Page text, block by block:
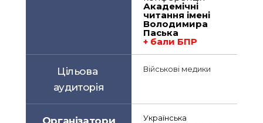
Академічні
читання імені
Володимира
Паська
+ бали БПР
Цільова
аудиторія
Військові медики
Українська